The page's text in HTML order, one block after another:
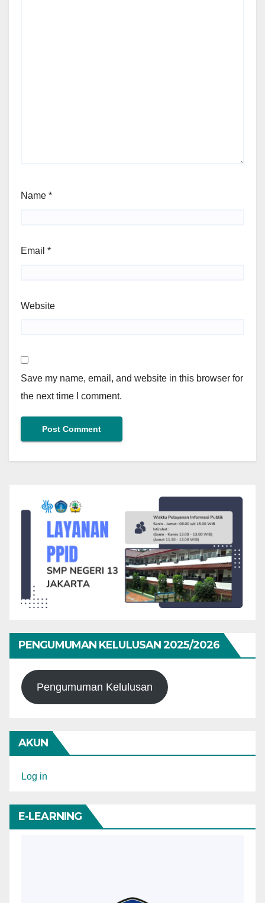
Name *
Email *
Website
Save my name, email, and website in this browser for
the next time I comment.
PENGUMUMAN KELULUSAN 2025/2026
Pengumuman Kelulusan
AKUN
Log in
E-LEARNING